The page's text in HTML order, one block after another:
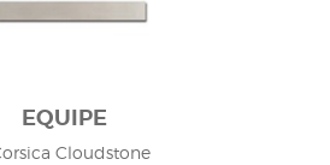
EQUIPE
Cloudstone